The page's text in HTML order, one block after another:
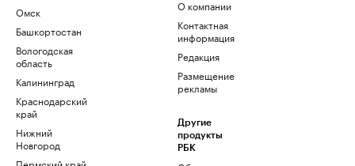
Омск
Башкортостан
Вологодская
область
Калининград
Краснодарский
край
Нижний
Новгород
О компании
Контактная
информация
Редакция
Размещение
рекламы
Другие
продукты
РБК